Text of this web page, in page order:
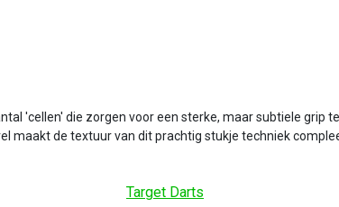
'cellen' die zorgen voor een sterke, maar subtiele grip
maakt de textuur van dit prachtig stukje techniek
Target Darts